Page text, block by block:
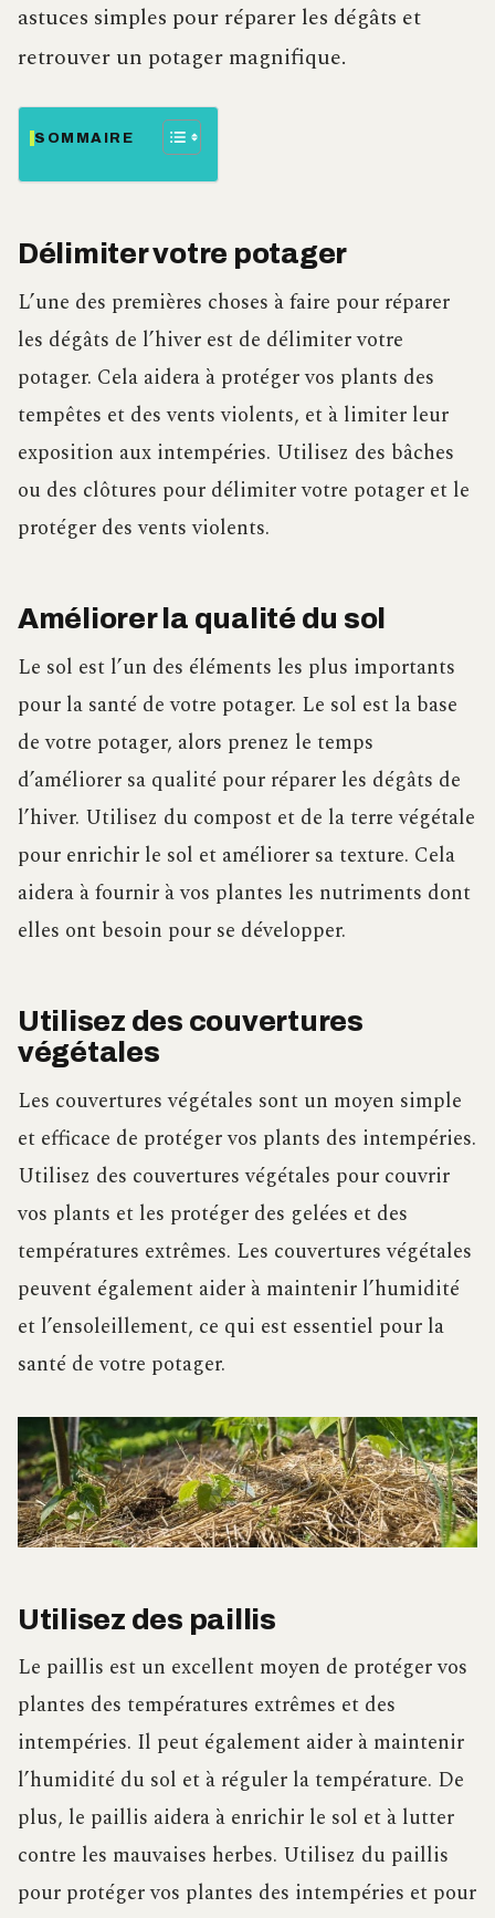
astuces simples pour réparer les dégâts et
retrouver un potager magnifique.
SOMMAIRE
Délimiter votre potager
L’une des premières choses à faire pour réparer
les dégâts de l’hiver est de délimiter votre
potager. Cela aidera à protéger vos plants des
tempêtes et des vents violents, et à limiter leur
exposition aux intempéries. Utilisez des bâches
ou des clôtures pour délimiter votre potager et le
protéger des vents violents.
Améliorer la qualité du sol
Le sol est l’un des éléments les plus importants
pour la santé de votre potager. Le sol est la base
de votre potager, alors prenez le temps
d’améliorer sa qualité pour réparer les dégâts de
l’hiver. Utilisez du compost et de la terre végétale
pour enrichir le sol et améliorer sa texture. Cela
aidera à fournir à vos plantes les nutriments dont
elles ont besoin pour se développer.
Utilisez des couvertures
végétales
Les couvertures végétales sont un moyen simple
et efficace de protéger vos plants des intempéries.
Utilisez des couvertures végétales pour couvrir
vos plants et les protéger des gelées et des
températures extrêmes. Les couvertures végétales
peuvent également aider à maintenir l’humidité
et l’ensoleillement, ce qui est essentiel pour la
santé de votre potager.
Utilisez des paillis
Le paillis est un excellent moyen de protéger vos
plantes des températures extrêmes et des
intempéries. Il peut également aider à maintenir
l’humidité du sol et à réguler la température. De
plus, le paillis aidera à enrichir le sol et à lutter
contre les mauvaises herbes. Utilisez du paillis
pour protéger vos plantes des intempéries et pour